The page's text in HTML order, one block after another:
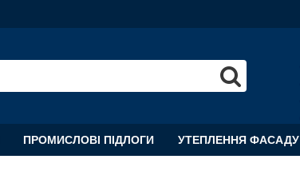
ПРОМИСЛОВІ ПІДЛОГИ УТЕПЛЕННЯ ФАСАДУ